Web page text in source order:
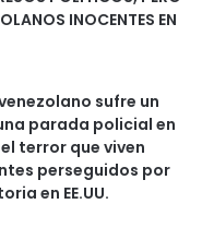
INOCENTES EN
sufre un
parada policial en
terror que viven
perseguidos por
en EE.UU.